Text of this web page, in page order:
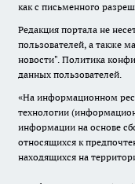
как с письменного
Редакция портала не
пользователей, а также
новости". Политика
данных пользователей.
«На информационном
технологии
информации на основе
относящихся к
находящихся на